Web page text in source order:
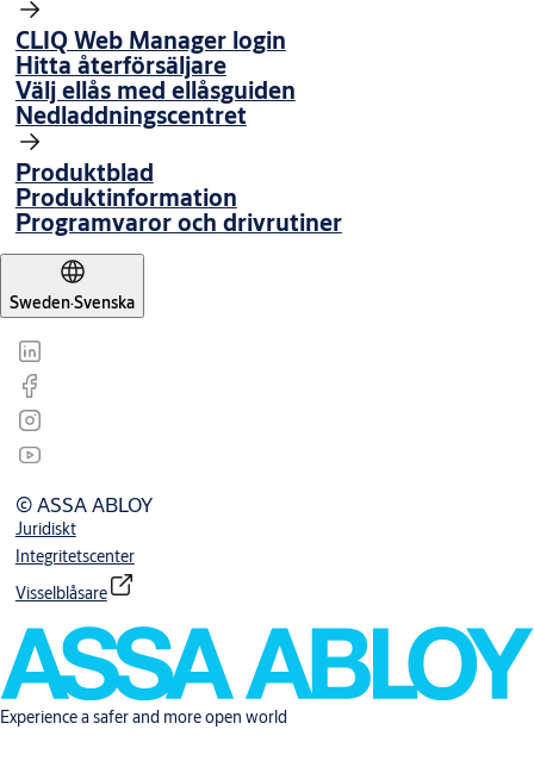
CLIQ Web Manager login
Hitta återförsäljare
Välj ellås med ellåsguiden
Nedladdningscentret
Produktblad
Produktinformation
Programvaror och drivrutiner
Sweden·Svenska
© ASSA ABLOY
Juridiskt
Integritetscenter
Visselblåsare
Experience a safer and more open world